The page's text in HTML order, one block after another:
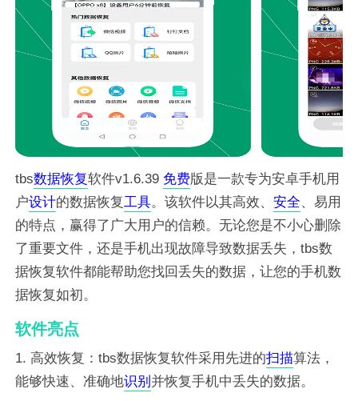
tbs数据恢复软件v1.6.39 免费版是一款专为安卓手机用
户设计的数据恢复工具。该软件以其高效、 安全、易用
的特点，赢得了广大用户的信赖。无论您是不小心删除
了重要文件，还是手机出现故障导致数据丢失，tbs数
据恢复软件都能帮助您找回丢失的数据，让您的手机数
据恢复如初。
软件亮点
1. 高效恢复：tbs数据恢复软件采用先进的扫描算法，
能够快速、准确地识别 并恢复手机中丢失的数据。